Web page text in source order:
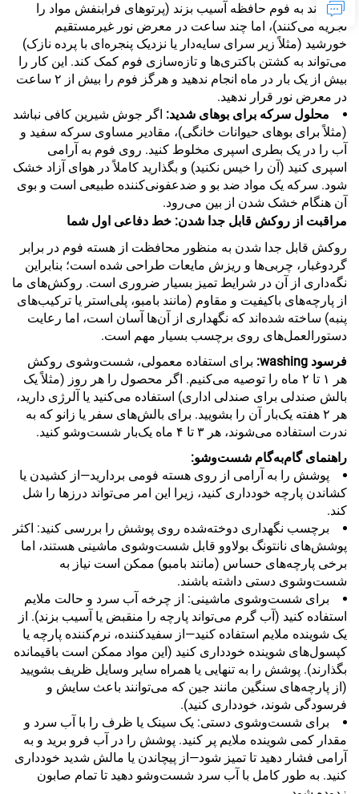
می‌تواند به فوم حافظه آسیب بزند (پرتوهای فرابنفش مواد را
تجزیه می‌کنند)، اما چند ساعت در معرض نور غیرمستقیم
خورشید (مثلاً زیر سرای سایه‌دار یا نزدیک پنجره‌ای با پرده نازک)
می‌تواند به کشتن باکتری‌ها و تازه‌سازی فوم کمک کند. این کار را
بیش از یک بار در ماه انجام ندهید و هرگز فوم را بیش از ۲ ساعت
در معرض نور قرار ندهید.
محلول سرکه برای بوهای شدید: اگر جوش شیرین کافی نباشد
(مثلاً برای بوهای حیوانات خانگی)، مقادیر مساوی سرکه سفید و
آب را در یک بطری اسپری مخلوط کنید. روی فوم به آرامی
اسپری کنید (آن را خیس نکنید) و بگذارید کاملاً در هوای آزاد خشک
شود. سرکه یک مواد ضد بو و ضدعفونی‌کننده طبیعی است و بوی
آن هنگام خشک شدن از بین می‌رود.
مراقبت از روکش قابل جدا شدن: خط دفاعی اول شما
روکش قابل جدا شدن به منظور محافظت از هسته فوم در برابر
گردوغبار، چربی‌ها و ریزش مایعات طراحی شده است؛ بنابراین
نگه‌داری از آن در شرایط تمیز بسیار ضروری است. روکش‌های ما
از پارچه‌های باکیفیت و مقاوم (مانند بامبو، پلی‌استر یا ترکیب‌های
پنبه) ساخته شده‌اند که نگهداری از آن‌ها آسان است، اما رعایت
دستورالعمل‌های روی برچسب بسیار مهم است.
فرسود washing:
برای استفاده معمولی، شست‌وشوی روکش
هر ۱ تا ۲ ماه را توصیه می‌کنیم. اگر محصول را هر روز (مثلاً یک
بالش صندلی برای صندلی اداری) استفاده می‌کنید یا آلرژی دارید،
هر ۲ هفته یک‌بار آن را بشویید. برای بالش‌های سفر یا زانو که به
ندرت استفاده می‌شوند، هر ۳ تا ۴ ماه یک‌بار شست‌وشو کنید.
راهنمای گام‌به‌گام شست‌وشو:
پوشش را به آرامی از روی هسته فومی بردارید—از کشیدن یا
کشاندن پارچه خودداری کنید، زیرا این امر می‌تواند درزها را شل
کند.
برچسب نگهداری دوخته‌شده روی پوشش را بررسی کنید: اکثر
پوشش‌های نانتونگ بولاوو قابل شست‌وشوی ماشینی هستند، اما
برخی پارچه‌های حساس (مانند بامبو) ممکن است نیاز به
شست‌وشوی دستی داشته باشند.
برای شست‌وشوی ماشینی: از چرخه آب سرد و حالت ملایم
استفاده کنید (آب گرم می‌تواند پارچه را منقبض یا آسیب بزند). از
یک شوینده ملایم استفاده کنید—از سفیدکننده، نرم‌کننده پارچه یا
کپسول‌های شوینده خودداری کنید (این مواد ممکن است باقیمانده
بگذارند). پوشش را به تنهایی یا همراه سایر وسایل ظریف بشویید
(از پارچه‌های سنگین مانند جین که می‌توانند باعث سایش و
فرسودگی شوند، خودداری کنید).
برای شست‌وشوی دستی: یک سینک یا ظرف را با آب سرد و
مقدار کمی شوینده ملایم پر کنید. پوشش را در آب فرو برید و به
آرامی فشار دهید تا تمیز شود—از پیچاندن یا مالش شدید خودداری
کنید. به طور کامل با آب سرد شست‌وشو دهید تا تمام صابون